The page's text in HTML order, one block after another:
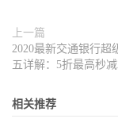
上一篇
2020最新交通银行超
五详解：5折最高秒减
相关推荐